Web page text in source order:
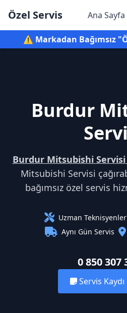
Özel Servis Ana Sayfa
⚠️ Markadan Bağımsız
Burdur
Burdur Mitsubishi Servisi
Mitsubishi Servisi
bağımsız özel servis
Uzman Teknisyenler
Aynı Gün Servis
0 850 307
Servis